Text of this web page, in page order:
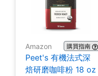
Amazon 購買指南
Peet's 有機法式深
焙研磨咖啡粉 18 oz